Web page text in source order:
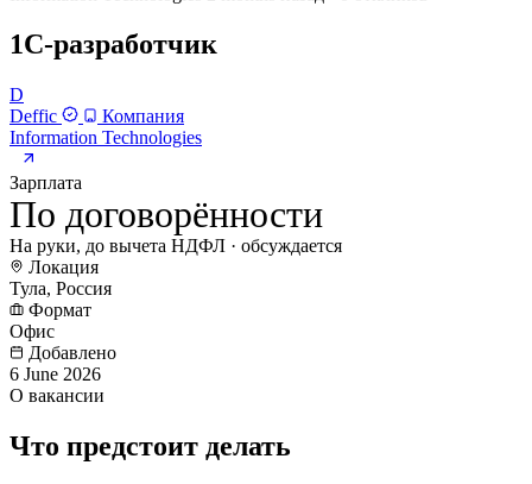
1С-разработчик
D
Deffic
Компания
Information Technologies
Зарплата
По договорённости
На руки, до вычета НДФЛ · обсуждается
Локация
Тула, Россия
Формат
Офис
Добавлено
6 June 2026
О вакансии
Что предстоит делать